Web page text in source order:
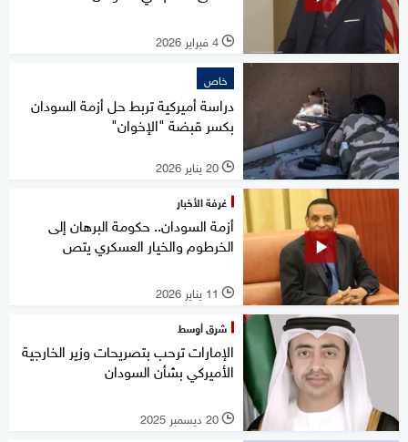
l 4 فبراير 2026
خاص
دراسة أميركية تربط حل أزمة السودان
بكسر قبضة "الإخوان"
l 20 يناير 2026
غرفة الأخبار
أزمة السودان.. حكومة البرهان إلى
الخرطوم والخيار العسكري يتص
l 11 يناير 2026
شرق أوسط
الإمارات ترحب بتصريحات وزير الخارجية
الأميركي بشأن السودان
l 20 ديسمبر 2025